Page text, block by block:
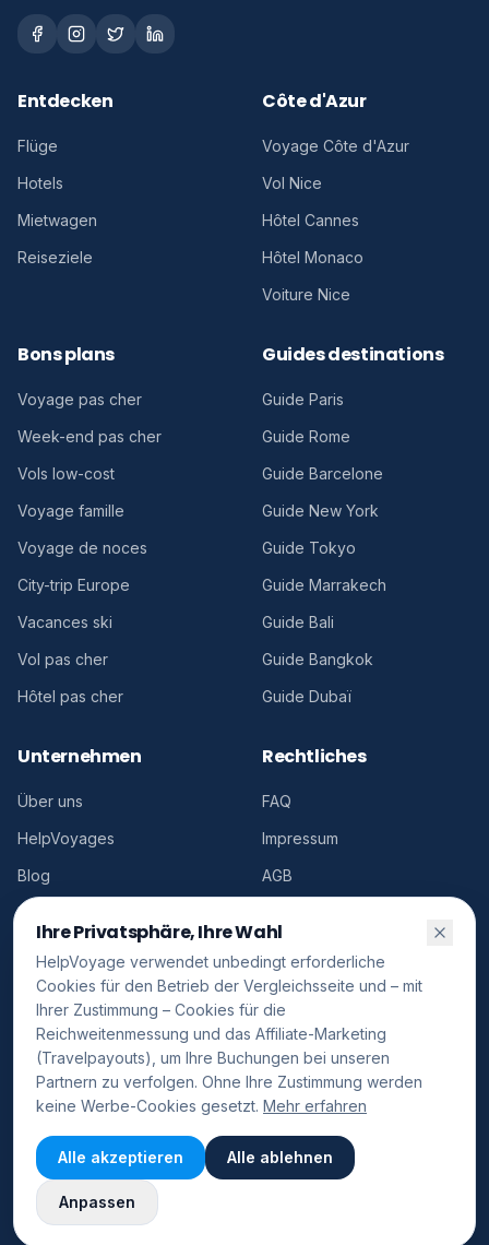
Entdecken
Flüge
Hotels
Mietwagen
Reiseziele
Côte d'Azur
Voyage Côte d'Azur
Vol Nice
Hôtel Cannes
Hôtel Monaco
Voiture Nice
Bons plans
Voyage pas cher
Week-end pas cher
Vols low-cost
Voyage famille
Voyage de noces
City-trip Europe
Vacances ski
Vol pas cher
Hôtel pas cher
Guides destinations
Guide Paris
Guide Rome
Guide Barcelone
Guide New York
Guide Tokyo
Guide Marrakech
Guide Bali
Guide Bangkok
Guide Dubaï
Unternehmen
Über uns
HelpVoyages
Blog
Kontakt
Rechtliches
FAQ
Impressum
AGB
2026HelpVoyage.Alle Rechte vorbehalten.
Cookie-Einstellungen
FR
HelpVoyage ist ein unabhängiger Vergleichsdienst. Buchungen werden
direkt auf den Websites unserer Partner (Aviasales, Hotellook, Discover
Cars und andere Marken des Travelpayouts-Netzwerks) vorgenommen.
HelpVoyage erhält eine Affiliate-Provision ohne zusätzliche Kosten für den
Nutzer. Powered by Travelpayouts.
Ihre Privatsphäre, Ihre Wahl
HelpVoyage verwendet unbedingt erforderliche
Cookies für den Betrieb der Vergleichsseite und – mit
Ihrer Zustimmung – Cookies für die
Reichweitenmessung und das Affiliate-Marketing
(Travelpayouts), um Ihre Buchungen bei unseren
Partnern zu verfolgen. Ohne Ihre Zustimmung werden
keine Werbe-Cookies gesetzt. Mehr erfahren
Alle akzeptieren Alle ablehnen
Anpassen
🇬🇧
Seite ist
auf